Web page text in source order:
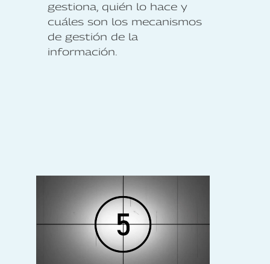
gestiona, quién lo hace y
cuáles son los mecanismos
de gestión de la
información.